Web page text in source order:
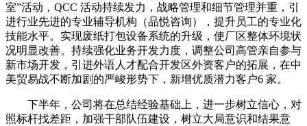
室”活动，QCC 活动持续发力，战略管理和细节管理并重，引
进行业先进的专业辅导机构（品悦咨询），提升员工的专业化
技能水平。实现废纸打包设备系统的升级，使厂区整体环境状
况明显改善。持续强化业务开发力度，调整公司高管亲自参与
新市场开发，引进外语人才配合开发区外资客户的拓展，在中
美贸易战不断加剧的严峻形势下，新增优质潜力客户6 家。
下半年，公司将在总结经验基础上，进一步树立信心，对
照标杆找差距，加强干部队伍建设，树立大局意识和结果意